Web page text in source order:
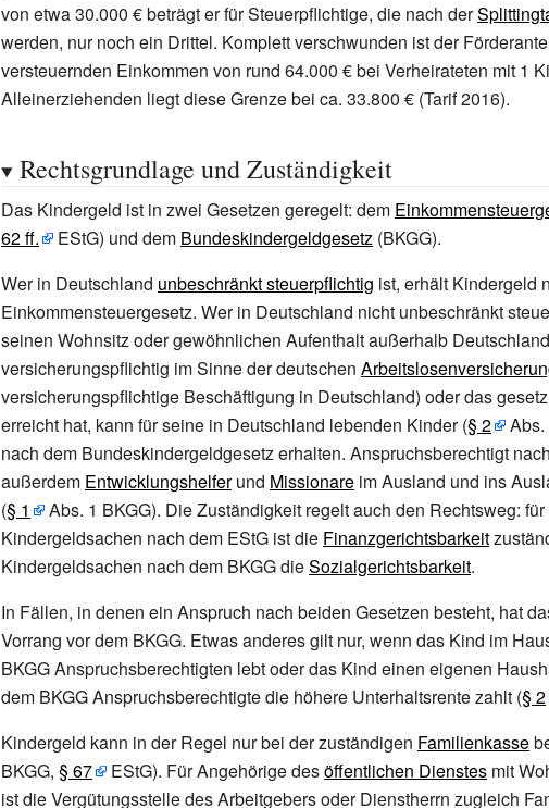
von etwa 30.000 € beträgt er für Steuerpflichtige, die nach der
werden, nur noch ein Drittel. Komplett verschwunden ist der
versteuernden Einkommen von rund 64.000 € bei Verheirateten mit 1
Alleinerziehenden liegt diese Grenze bei ca. 33.800 € (Tarif 2016).
Rechtsgrundlage und Zuständigkeit
Das Kindergeld ist in zwei Gesetzen geregelt: dem
62 ff.
EStG) und dem Bundeskindergeldgesetz (BKGG).
Wer in Deutschland unbeschränkt steuerpflichtig ist, erhält Kindergeld
Einkommensteuergesetz. Wer in Deutschland nicht unbeschränkt
seinen Wohnsitz oder gewöhnlichen Aufenthalt außerhalb
versicherungspflichtig im Sinne der deutschen
versicherungspflichtige Beschäftigung in Deutschland) oder das
erreicht hat, kann für seine in Deutschland lebenden Kinder (§ 2
nach dem Bundeskindergeldgesetz erhalten. Anspruchsberechtigt
außerdem Entwicklungshelferund Missionare im Ausland und ins
(§ 1
Abs. 1 BKGG). Die Zuständigkeit regelt auch den Rechtsweg:
Kindergeldsachen nach dem EStG ist die Finanzgerichtsbarkeit
Kindergeldsachen nach dem BKGG dieSozialgerichtsbarkeit.
In Fällen, in denen ein Anspruch nach beiden Gesetzen besteht, hat
Vorrang vor dem BKGG. Etwas anderes gilt nur, wenn das Kind im
BKGG Anspruchsberechtigten lebt oder das Kind einen eigenen
dem BKGG Anspruchsberechtigte die höhere Unterhaltsrente zahlt (§ 2
Kindergeld kann in der Regel nur bei der zuständigen Familienkasse
BKGG, § 67 EStG). Für Angehörige desöffentlichen Dienstes mit
ist die Vergütungsstelle des Arbeitgebers oder Dienstherrn zugleich